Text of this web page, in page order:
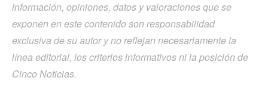
información, opiniones, datos y valoraciones que se
exponen en este contenido son responsabilidad
exclusiva de su autor y no reflejan necesariamente la
línea editorial, los criterios informativos ni la posición de
Cinco Noticias.